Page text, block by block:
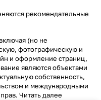
рекомендательные
(но не
фотографическую и
и оформление страниц,
являются объектами
собственность,
и международными
Читать далее